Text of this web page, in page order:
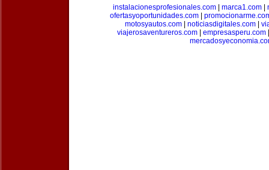
instalacionesprofesionales.com| marca1.com|
ofertasyoportunidades.com
motosyautos.com
noticiasdigitales.com
viajerosaventureros.com| empresasperu.com